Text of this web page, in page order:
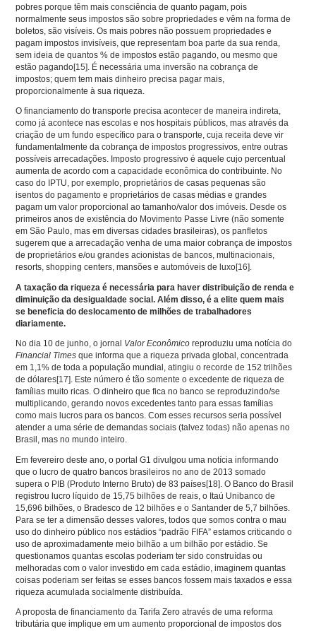
pobres porque têm mais consciência de quanto pagam, pois
normalmente seus impostos são sobre propriedades e vêm na forma de
boletos, são visíveis. Os mais pobres não possuem propriedades e
pagam impostos invisíveis, que representam boa parte da sua renda,
sem ideia de quantos % de impostos estão pagando, ou mesmo que
estão pagando[15]
. É necessária uma inversão na cobrança de
impostos; quem tem mais dinheiro precisa pagar mais,
proporcionalmente à sua riqueza.
O financiamento do transporte precisa acontecer de maneira indireta,
como já acontece nas escolas e nos hospitais públicos, mas através da
criação de um fundo específico para o transporte, cuja receita deve vir
fundamentalmente da cobrança de impostos progressivos, entre outras
possíveis arrecadações. Imposto progressivo é aquele cujo percentual
aumenta de acordo com a capacidade econômica do contribuinte. No
caso do IPTU, por exemplo, proprietários de casas pequenas são
isentos do pagamento e proprietários de casas médias e grandes
pagam um valor proporcional ao tamanho/valor dos imóveis. Desde os
primeiros anos de existência do Movimento Passe Livre (não somente
em São Paulo, mas em diversas cidades brasileiras), os panfletos
sugerem que a arrecadação venha de uma maior cobrança de impostos
de proprietários e/ou grandes acionistas de bancos, multinacionais,
resorts, shopping centers, mansões e automóveis de luxo[16]
A taxação da riqueza é necessária para haver distribuição de renda e
diminuição da desigualdade social.Além disso, é a elite quem mais
se beneficia do deslocamento de milhões de trabalhadores
diariamente.
No dia 10 de junho, o jornal Valor Econômico reproduziu uma notícia do
Financial Times que informa que a riqueza privada global, concentrada
em 1,1% de toda a população mundial, atingiu o recorde de 152 trilhões
de dólares [17]
. Este número é tão somente o excedente de riqueza de
famílias muito ricas. O dinheiro que fica no banco se reproduzindo/se
multiplicando, gerando novos excedentes tanto para essas famílias
como mais lucros para os bancos. Com esses recursos seria possível
atender a uma série de demandas sociais (talvez todas) não apenas no
Brasil, mas no mundo inteiro.
Em fevereiro deste ano, o portal G1 divulgou uma notícia informando
que o lucro de quatro bancos brasileiros no ano de 2013 somado
supera o PIB (Produto Interno Bruto) de 83 países[18] . O Banco do Brasil
registrou lucro líquido de 15,75 bilhões de reais, o Itaú Unibanco de
15,696 bilhões, o Bradesco de 12 bilhões e o Santander de 5,7 bilhões.
Para se ter a dimensão desses valores, todos que somos contra o mau
uso do dinheiro público nos estádios “padrão FIFA” estamos criticando o
uso de aproximadamente meio bilhão a um bilhão por estádio. Se
questionamos quantas escolas poderiam ter sido construídas ou
melhoradas com o valor investido em cada estádio, imaginem quantas
coisas poderiam ser feitas se esses bancos fossem mais taxados e essa
riqueza acumulada socialmente distribuída.
A proposta de financiamento da Tarifa Zero através de uma reforma
tributária que implique em um aumento proporcional de impostos dos